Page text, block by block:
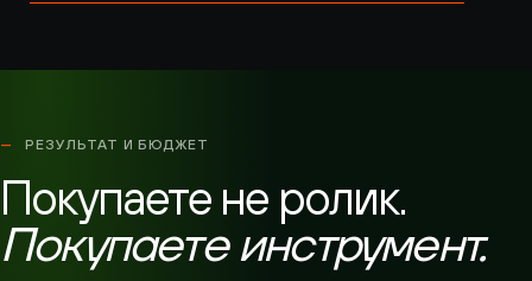
РЕЗУЛЬТАТ И БЮДЖЕТ
Покупаете не ролик.
Покупаете инструмент.